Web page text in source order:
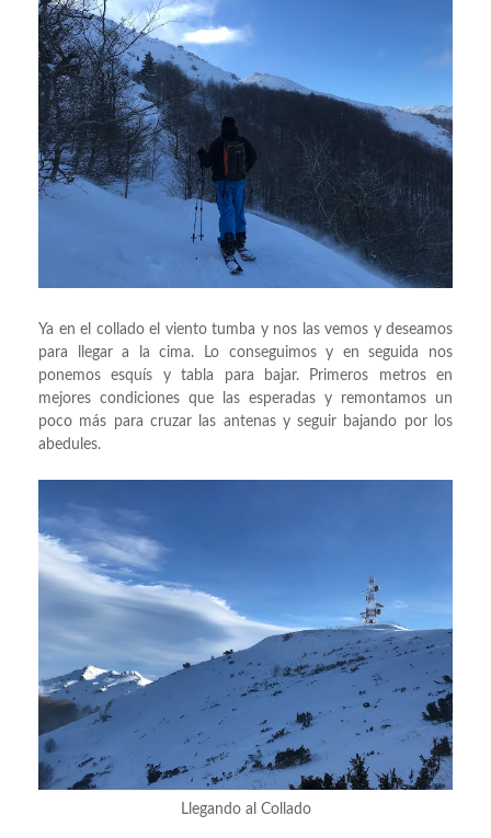
Ya en el collado el viento tumba y nos las vemos y deseamos
para llegar a la cima. Lo conseguimos y en seguida nos
ponemos esquís y tabla para bajar. Primeros metros en
mejores condiciones que las esperadas y remontamos un
poco más para cruzar las antenas y seguir bajando por los
abedules.
Llegando al Collado